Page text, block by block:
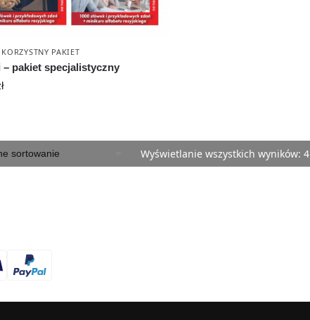
KORZYSTNY PAKIET
– pakiet specjalistyczny
Wyświetlanie wszystkich wyników: 4